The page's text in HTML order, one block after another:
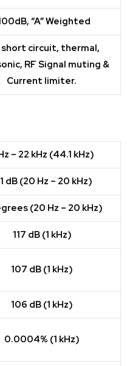
“A” Weighted
short circuit, thermal,
RF Signal muting &
Current limiter.
– 22 kHz (44.1 kHz)
dB (20 Hz – 20 kHz)
(20 Hz – 20 kHz)
117 dB (1 kHz)
107 dB (1 kHz)
106 dB (1 kHz)
0.0004% (1 kHz)